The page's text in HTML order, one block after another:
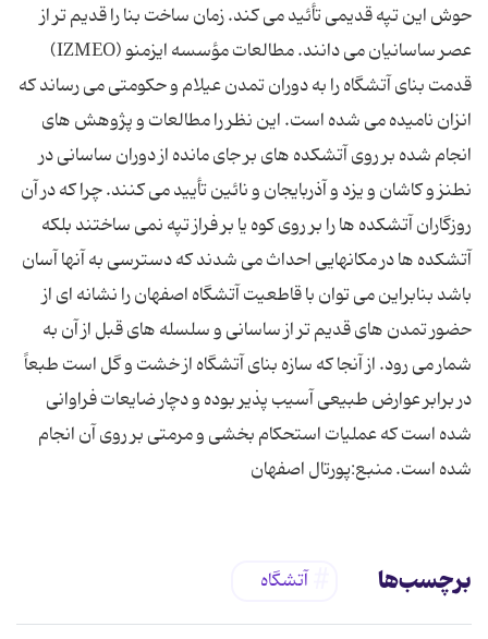
حوش این تپه قدیمی تأئید می کند. زمان ساخت بنا را قدیم تر از
عصر ساسانیان می دانند. مطالعات مؤسسه ایزمنو (IZMEO)
قدمت بنای آتشگاه را به دوران تمدن عیلام و حکومتی می رساند که
انزان نامیده می شده است. این نظر را مطالعات و پژوهش های
انجام شده بر روی آتشکده های بر جای مانده از دوران ساسانی در
نطنز و کاشان و یزد و آذربایجان و نائین تأیید می کنند. چرا که در آن
روزگاران آتشکده ها را بر روی کوه یا بر فراز تپه نمی ساختند بلکه
آتشکده ها در مکانهایی احداث می شدند که دسترسی به آنها آسان
باشد بنابراین می توان با قاطعیت آتشگاه اصفهان را نشانه ای از
حضور تمدن های قدیم تر از ساسانی و سلسله های قبل از آن به
شمار می رود. از آنجا که سازه بنای آتشگاه از خشت و گل است طبعاً
در برابر عوارض طبیعی آسیب پذیر بوده و دچار ضایعات فراوانی
شده است که عملیات استحکام بخشی و مرمتی بر روی آن انجام
شده است. منبع:پورتال اصفهان
برچسب‌ها آتشگاه